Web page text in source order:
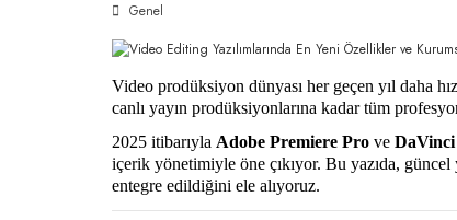
Genel
Video prodüksiyon dünyası her geçen yıl daha
canlı yayın prodüksiyonlarına kadar tüm
2025 itibarıyla Adobe Premiere Pro ve DaVinci
içerik yönetimiyle öne çıkıyor. Bu yazıda, güncel
entegre edildiğini ele alıyoruz.